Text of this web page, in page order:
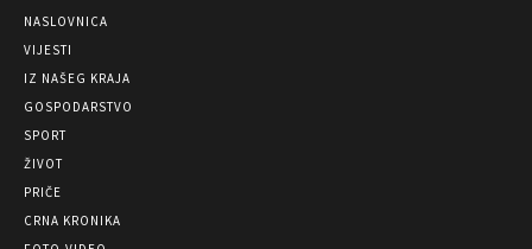
NASLOVNICA
VIJESTI
IZ NAŠEG KRAJA
GOSPODARSTVO
SPORT
ŽIVOT
PRIČE
CRNA KRONIKA